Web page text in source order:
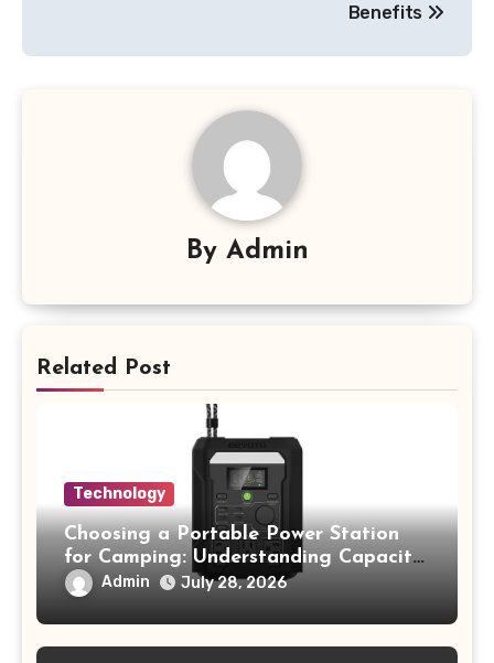
Benefits
By Admin
Related Post
Technology
Choosing a Portable Power Station
for Camping: Understanding Capacity,
Portability, and Battery Runtime
Admin July 28, 2026